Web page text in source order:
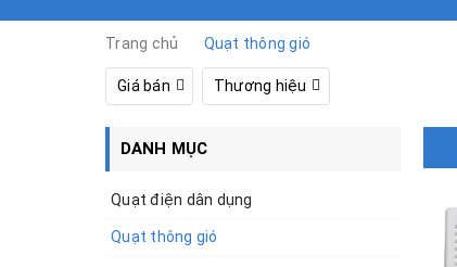
Trang chủ Quạt thông gió
Giá bán Thương hiệu
DANH MỤC
Quạt điện dân dụng
Quạt thông gió